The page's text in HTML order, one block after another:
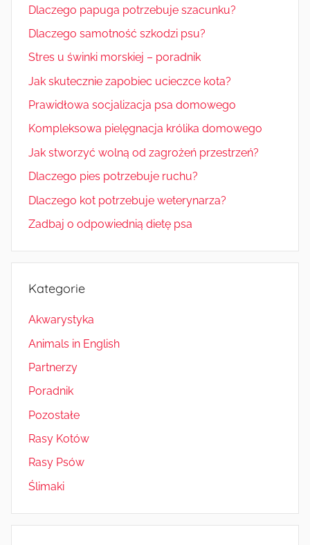
Dlaczego papuga potrzebuje szacunku?
Dlaczego samotność szkodzi psu?
Stres u świnki morskiej – poradnik
Jak skutecznie zapobiec ucieczce kota?
Prawidłowa socjalizacja psa domowego
Kompleksowa pielęgnacja królika domowego
Jak stworzyć wolną od zagrożeń przestrzeń?
Dlaczego pies potrzebuje ruchu?
Dlaczego kot potrzebuje weterynarza?
Zadbaj o odpowiednią dietę psa
Kategorie
Akwarystyka
Animals in English
Partnerzy
Poradnik
Pozostałe
Rasy Kotów
Rasy Psów
Ślimaki